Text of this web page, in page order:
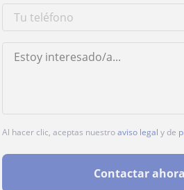
Al hacer clic, aceptas nuestroaviso legal y de
Contactar ahora